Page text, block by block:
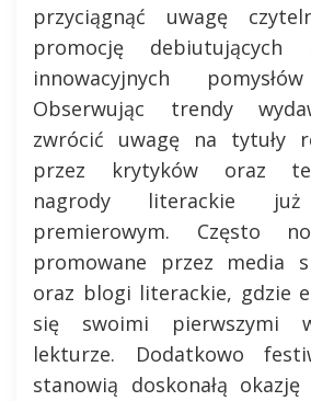
przyciągnąć uwagę
promocję debiutujących
innowacyjnych
Obserwując trendy
zwrócić uwagę na tytuły
przez krytyków oraz te
nagrody literackie
premierowym. Często
promowane przez media
oraz blogi literackie, gdzie
się swoimi pierwszymi
lekturze. Dodatkowo
stanowią doskonałą